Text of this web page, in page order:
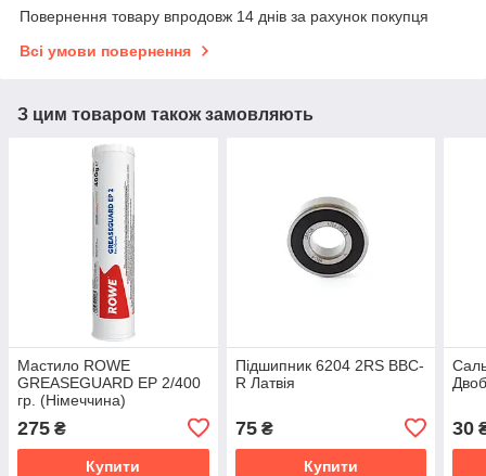
Повернення товару впродовж 14 днів за рахунок покупця
Всі умови повернення
З цим товаром також замовляють
Мастило ROWE
GREASEGUARD EP 2/400
гр. (Німеччина)
275 ₴
Купити
Підшипник 6204 2RS BBC-
R Латвія
75₴
Купити
30